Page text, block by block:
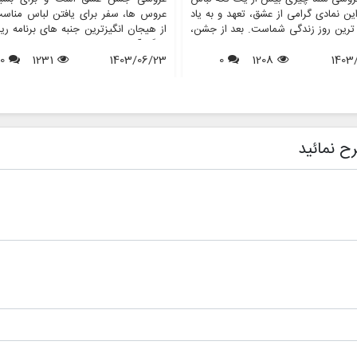
نمادی گرامی از عشق، تعهد و به یاد
ترین روز زندگی شماست. بعد از جشن،
که با لباس عروسم چه کنم؟ در حالی
به زیبایی روزی که آن را پوشیده اید،
ماند. همچنین نشان خواهیم داد که
1208
0
عروس ها، سفر برای یافتن لباس
از هیجان انگیزترین جنبه های برنامه
بزرگ آنهاست. در طول سال ها،
افراد مشهور نقش مهمی در شکل دهی به
های عروسی افراد مشهور بر مد
1403/06/23
1231
0
نمائید